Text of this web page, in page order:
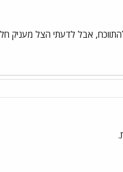
אבל לדעתי הצל מעניק